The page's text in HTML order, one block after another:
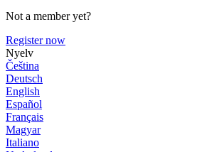
Not a member yet?
Register now
Nyelv
Čeština
Deutsch
English
Español
Français
Magyar
Italiano